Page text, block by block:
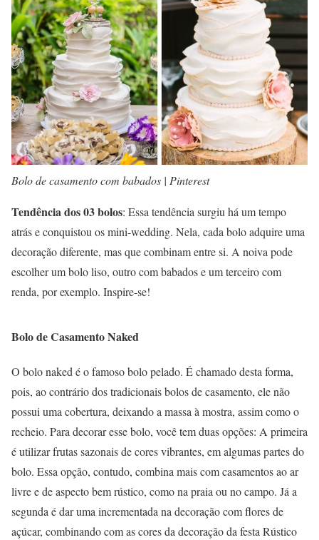
Bolo de casamento com babados | Pinterest
Tendência dos 03 bolos: Essa tendência surgiu há um tempo
atrás e conquistou os mini-wedding. Nela, cada bolo adquire uma
decoração diferente, mas que combinam entre si. A noiva pode
escolher um bolo liso, outro com babados e um terceiro com
renda, por exemplo. Inspire-se!
Bolo de Casamento Naked
O bolo naked é o famoso bolo pelado. É chamado desta forma,
pois, ao contrário dos tradicionais bolos de casamento, ele não
possui uma cobertura, deixando a massa à mostra, assim como o
recheio. Para decorar esse bolo, você tem duas opções: A primeira
é utilizar frutas sazonais de cores vibrantes, em algumas partes do
bolo. Essa opção, contudo, combina mais com casamentos ao ar
livre e de aspecto bem rústico, como na praia ou no campo. Já a
segunda é dar uma incrementada na decoração com flores de
açúcar, combinando com as cores da decoração da festa Rústico